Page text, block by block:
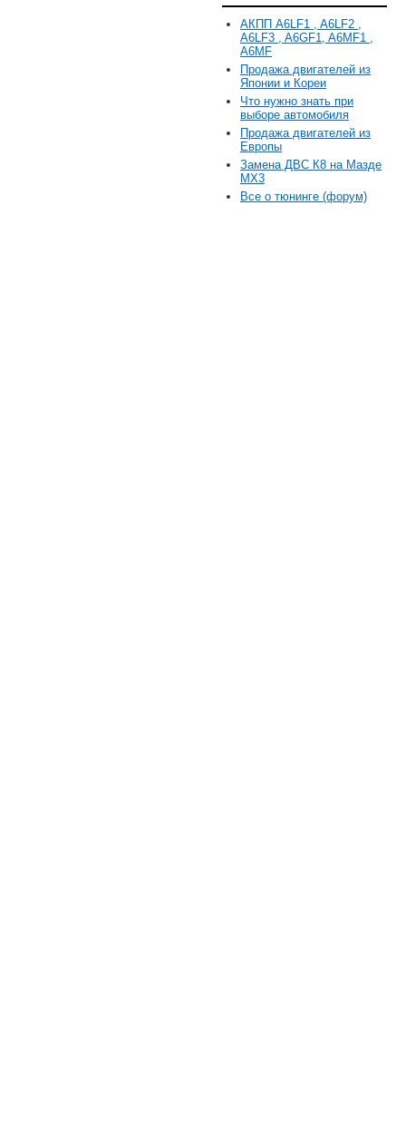
АКПП A6LF1 , A6LF2 ,
A6LF3 , A6GF1, A6MF1 ,
A6MF
Продажа двигателей из
Японии и Кореи
Что нужно знать при
выборе автомобиля
Продажа двигателей из
Европы
Замена ДВС К8 на Мазде
MX3
Все о тюнинге (форум)